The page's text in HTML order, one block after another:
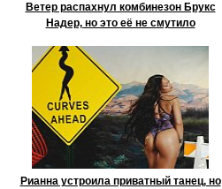
Ветер распахнул комбинезон Брукс
Надер, но это её не смутило
Рианна устроила приватный танец, но